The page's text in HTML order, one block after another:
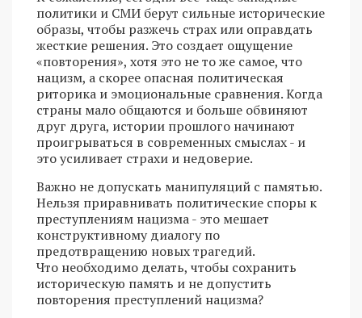
политики и СМИ берут сильные исторические
образы, чтобы разжечь страх или оправдать
жесткие решения. Это создает ощущение
«повторения», хотя это не то же самое, что
нацизм, а скорее опасная политическая
риторика и эмоциональные сравнения. Когда
страны мало общаются и больше обвиняют
друг друга, истории прошлого начинают
проигрываться в современных смыслах - и
это усиливает страхи и недоверие.
Важно не допускать манипуляций с памятью.
Нельзя приравнивать политические споры к
преступлениям нацизма - это мешает
конструктивному диалогу по
предотвращению новых трагедий.
Что необходимо делать, чтобы сохранить
историческую память и не допустить
повторения преступлений нацизма?